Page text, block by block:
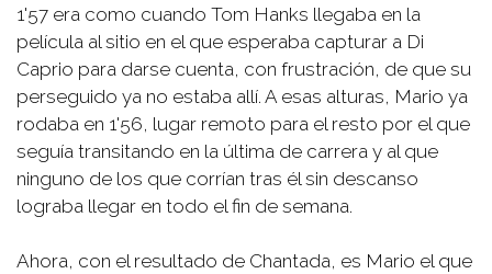
1'57 era como cuando Tom Hanks llegaba en la
película al sitio en el que esperaba capturar a Di
Caprio para darse cuenta, con frustración, de que su
perseguido ya no estaba allí. A esas alturas, Mario ya
rodaba en 1'56, lugar remoto para el resto por el que
seguía transitando en la última de carrera y al que
ninguno de los que corrían tras él sin descanso
lograba llegar en todo el fin de semana.
Ahora, con el resultado de Chantada, es Mario el que